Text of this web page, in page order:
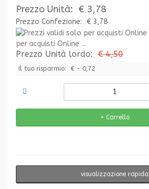
Prezzo Unità: € 3,78
Prezzo Confezione:
€ 3,78
per acquisti Online ...
Prezzo Unità lordo: € 4,50
Il tuo risparmio: € - 0,72
visualizzazione rapida